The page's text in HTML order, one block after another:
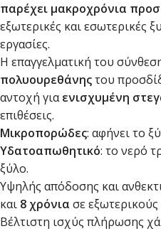
παρέχει μακροχρόνια
εξωτερικές και εσωτερικές
εργασίες.
Η επαγγελματική του
πολυουρεθάνηςτου
αντοχή γιαενισχυμένη
επιθέσεις.
Μικροπορώδες: αφήνει το
Υδατοαπωθητικό: το νερό
ξύλο.
Υψηλής απόδοσης και
και 8 χρόνια σε
Βέλτιστη ισχύς πλήρωσης